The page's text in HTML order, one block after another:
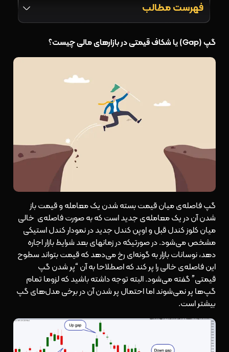
فهرست مطالب
گپ (Gap) یا شکاف قیمتی در بازارهای مالی چیست؟
گپ فاصله‌ی میان قیمت بسته شدن یک معامله و قیمت باز
شدن آن در یک معامله‌ی جدید است که به صورت فاصله‌ی خالی
میان کلوز کندل قبل و اوپن کندل جدید در نمودار کندل استیکی
مشخص می‌شود. در صورتیکه در زمانهای بعد شرایط بازار اجاره
دهد، نوسانات بازار به گونه‌ای رخ می‌دهد که قیمت بتواند سطوح
این فاصله‌ی خالی را پر کند که اصطلاحا به آن “پر شدن گپ
قیمتی” گفته می‌شود. البته توجه داشته باشید که لزوما تمام
گپ‌ها پر نمی‌شوند اما احتمال پر شدن آن در برخی مدل‌های گپ
بیشتر است.